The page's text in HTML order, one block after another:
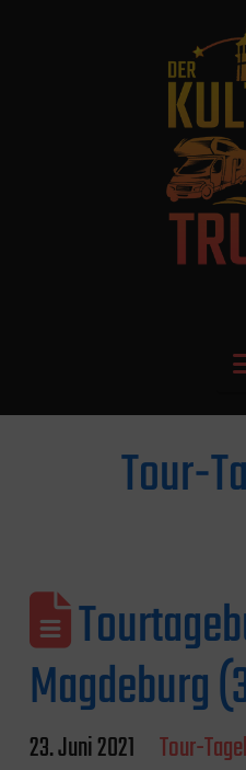
Tour-
Magdeburg
23. Juni 2021 Tour-